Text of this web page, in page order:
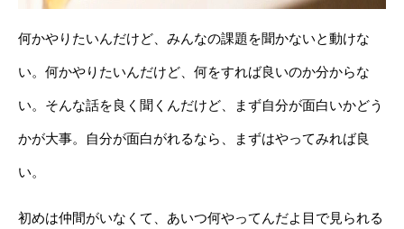
何かやりたいんだけど、みんなの課題を聞かないと動けな
い。何かやりたいんだけど、何をすれば良いのか分からな
い。そんな話を良く聞くんだけど、まず自分が面白いかどう
かが大事。自分が面白がれるなら、まずはやってみれば良
い。
初めは仲間がいなくて、あいつ何やってんだよ目で見られる